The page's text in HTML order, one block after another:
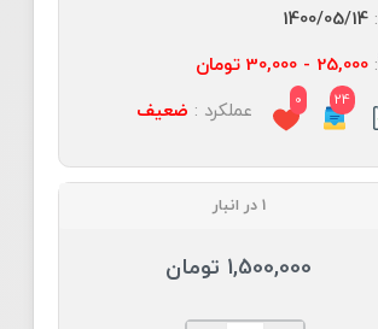
:
1400/05/14
:25,000 - 30,000 تومان
24
0 عملکرد : ضعیف
1 در انبار
1,500,000 تومان